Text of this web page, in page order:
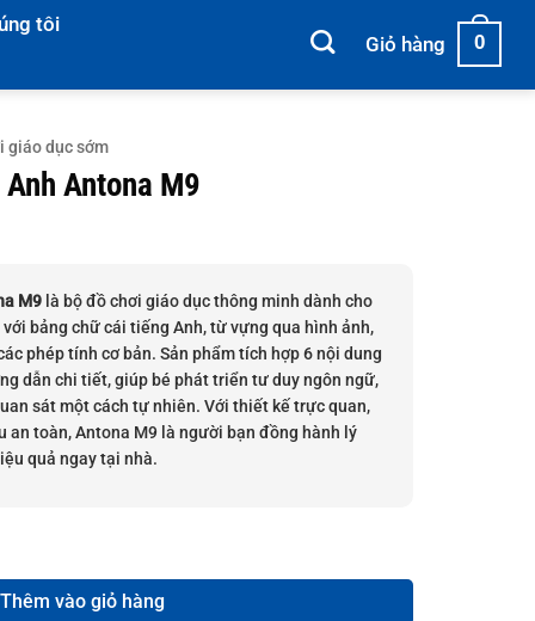
tôi
Giỏ hàng
0
giáo dục sớm
Antona M9
M9 là bộ đồ chơi giáo dục thông minh dành cho
bảng chữ cái tiếng Anh, từ vựng qua hình ảnh,
phép tính cơ bản. Sản phẩm tích hợp 6 nội dung
dẫn chi tiết, giúp bé phát triển tư duy ngôn ngữ,
sát một cách tự nhiên. Với thiết kế trực quan,
an toàn, Antona M9 là người bạn đồng hành lý
quả ngay tại nhà.
Thêm vào giỏ hàng